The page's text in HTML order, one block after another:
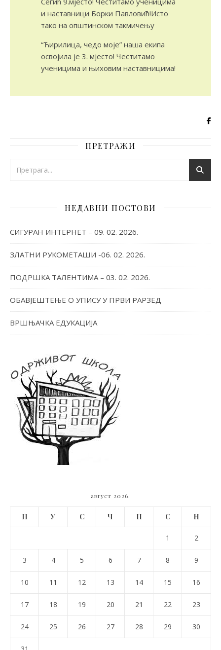
и наставници Борки Павловић!Исто
тако на општинском такмичењу
“Ћирилица, чедо моје” наша екипа
освојила је 3. мјесто! Честитамо
ученицима и њиховим наставницима!
ПРЕТРАЖИ
НЕДАВНИ ПОСТОВИ
СИГУРАН ИНТЕРНЕТ – 09. 02. 2026.
ЗЛАТНИ РУКОМЕТАШИ -06. 02. 2026.
ПОДРШКА ТАЛЕНТИМА – 03. 02. 2026.
ОБАВЈЕШТЕЊЕ О УПИСУ У ПРВИ РАРЗЕД
ВРШЊАЧКА ЕДУКАЦИЈА
август 2026.
П У С Ч П С Н
1 2
3 4 5 6 7 8 9
10 11 12 13 14 15 16
17 18 19 20 21 22 23
24 25 26 27 28 29 30